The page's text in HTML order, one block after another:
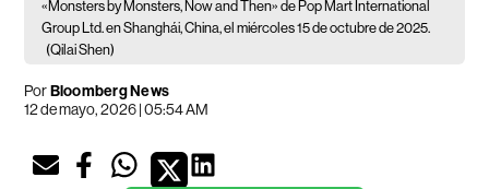
«Monsters by Monsters, Now and Then» de Pop Mart International
Group Ltd. en Shanghái, China, el miércoles 15 de octubre de 2025.
(Qilai Shen)
PorBloomberg News
12 de mayo, 2026 | 05:54 AM